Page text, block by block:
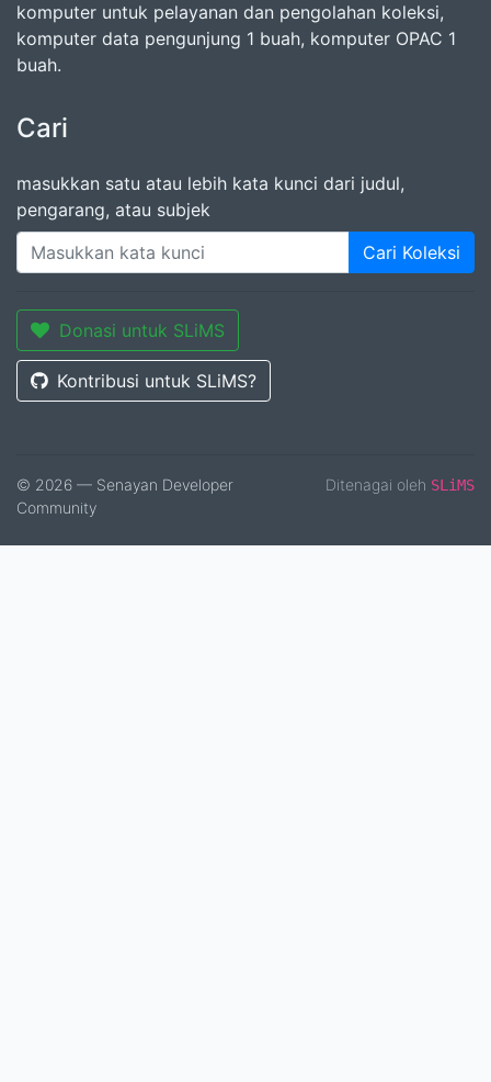
komputer untuk pelayanan dan pengolahan koleksi,
komputer data pengunjung 1 buah, komputer OPAC 1
buah.
Cari
masukkan satu atau lebih kata kunci dari judul,
pengarang, atau subjek
Cari Koleksi
Donasi untuk SLiMS
Kontribusi untuk SLiMS?
© 2026 — Senayan Developer
Community
Ditenagai oleh SLiMS